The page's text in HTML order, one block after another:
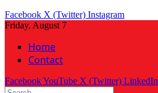
Facebook X (Twitter) Instagram
Friday, August 7
Home
Contact
FacebookYouTube X (Twitter) LinkedIn